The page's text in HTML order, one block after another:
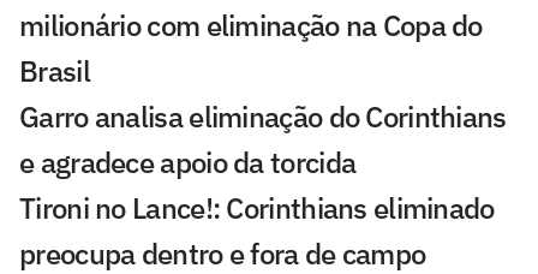
milionário com eliminação na Copa do
Brasil
Garro analisa eliminação do Corinthians
e agradece apoio da torcida
Tironi no Lance!: Corinthians eliminado
preocupa dentro e fora de campo